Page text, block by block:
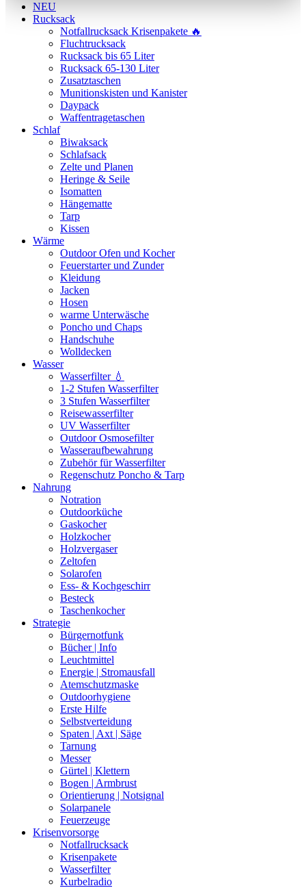
NEU
Rucksack
Notfallrucksack Krisenpakete 🔥
Fluchtrucksack
Rucksack bis 65 Liter
Rucksack 65-130 Liter
Zusatztaschen
Munitionskisten und Kanister
Daypack
Waffentragetaschen
Schlaf
Biwaksack
Schlafsack
Zelte und Planen
Heringe & Seile
Isomatten
Hängematte
Tarp
Kissen
Wärme
Outdoor Ofen und Kocher
Feuerstarter und Zunder
Kleidung
Jacken
Hosen
warme Unterwäsche
Poncho und Chaps
Handschuhe
Wolldecken
Wasser
Wasserfilter 💧
1-2 Stufen Wasserfilter
3 Stufen Wasserfilter
Reisewasserfilter
UV Wasserfilter
Outdoor Osmosefilter
Wasseraufbewahrung
Zubehör für Wasserfilter
Regenschutz Poncho & Tarp
Nahrung
Notration
Outdoorküche
Gaskocher
Holzkocher
Holzvergaser
Zeltofen
Solarofen
Ess- & Kochgeschirr
Besteck
Taschenkocher
Strategie
Bürgernotfunk
Bücher | Info
Leuchtmittel
Energie | Stromausfall
Atemschutzmaske
Outdoorhygiene
Erste Hilfe
Selbstverteidung
Spaten | Axt | Säge
Tarnung
Messer
Gürtel | Klettern
Bogen | Armbrust
Orientierung | Notsignal
Solarpanele
Feuerzeuge
Krisenvorsorge
Notfallrucksack
Krisenpakete
Wasserfilter
Kurbelradio